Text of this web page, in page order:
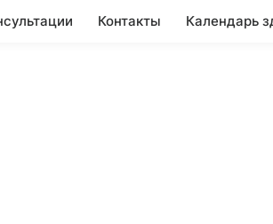
Контакты Календарь